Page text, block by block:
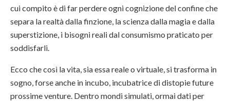
cui compito è di far perdere ogni cognizione del confine che
separa la realtà dalla finzione, la scienza dalla magia e dalla
superstizione, i bisogni reali dal consumismo praticato per
soddisfarli.
Ecco che così la vita, sia essa reale o virtuale, si trasforma in
sogno, forse anche in incubo, incubatrice di distopie future
prossime venture. Dentro mondi simulati, ormai dati per